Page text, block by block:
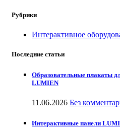
Рубрики
Интерактивное
Последние статьи
Образовательные плакаты
LUMIEN
11.06.2026 Без
Интерактивные панели